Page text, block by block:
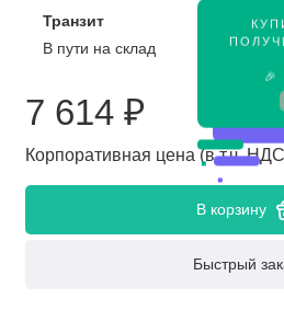
🎉
Транзит
В пути на склад
7 614 ₽
Корпоративная цена (в т.ч.
В корзину
Быстрый